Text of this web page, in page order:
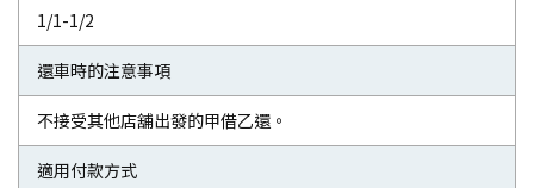
1/1-1/2
還車時的注意事項
不接受其他店舖出發的甲借乙還。
適用付款方式